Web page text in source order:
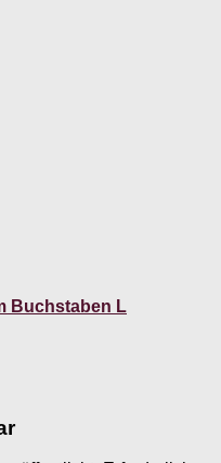
Buchstaben L